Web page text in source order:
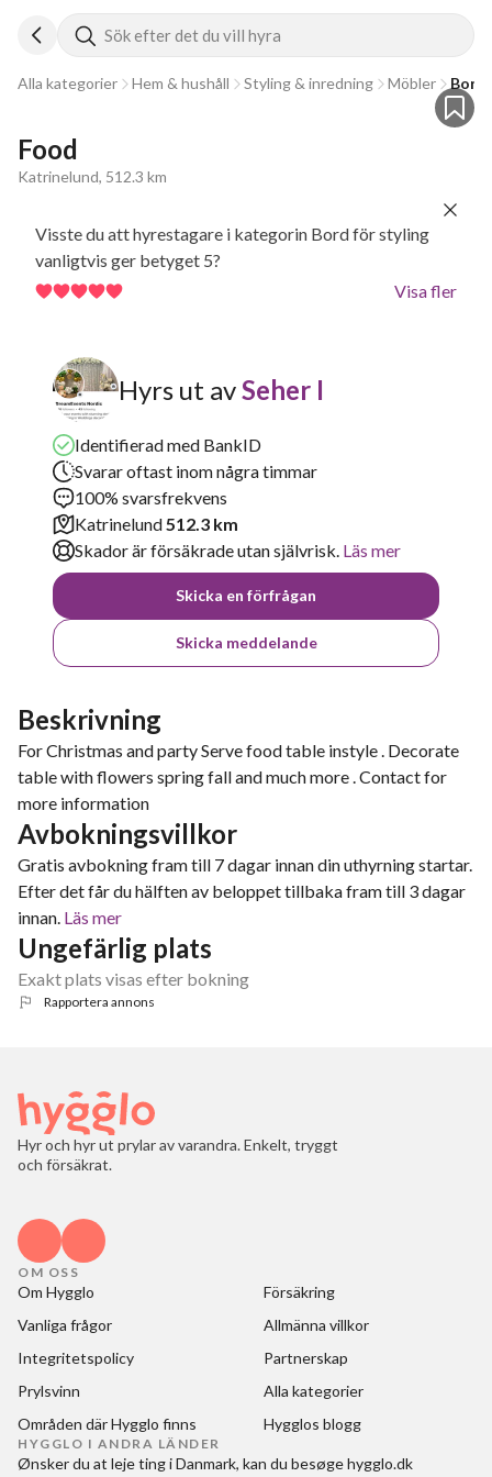
Sök efter det du vill hyra
Alla kategorier Hem & hushåll Styling & inredning Möbler Bord
Food
Katrinelund, 512.3 km
Visste du att hyrestagare i kategorin Bord för styling
vanligtvis ger betyget 5?
Visa fler
Hyrs ut avSeher I
Identifierad med BankID
Svarar oftast inom några timmar
100% svarsfrekvens
Katrinelund512.3 km
Skador är försäkrade utan självrisk. Läs mer
Skicka en förfrågan
Skicka meddelande
Beskrivning
For Christmas and party Serve food table instyle . Decorate
table with flowers spring fall and much more . Contact for
more information
Avbokningsvillkor
Gratis avbokning fram till 7 dagar innan din uthyrning startar.
Efter det får du hälften av beloppet tillbaka fram till 3 dagar
innan. Läs mer
Ungefärlig plats
Exakt plats visas efter bokning
Rapportera annons
Hyr och hyr ut prylar av varandra. Enkelt, tryggt
och försäkrat.
OM OSS
Om Hygglo
Försäkring
Vanliga frågor
Allmänna villkor
Integritetspolicy
Partnerskap
Prylsvinn
Alla kategorier
Områden där Hygglo finns
Hygglos blogg
HYGGLO I ANDRA LÄNDER
Ønsker du at leje ting i Danmark, kan du besøgehygglo.dk